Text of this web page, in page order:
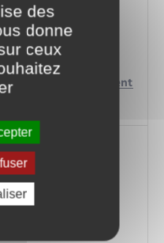
Regroupement
des
donne
ceux